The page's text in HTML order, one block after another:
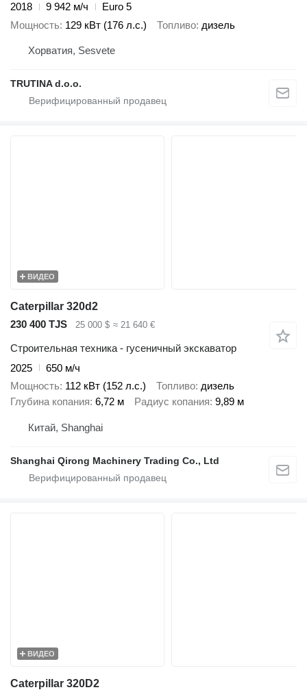
2018
9 942 м/ч
Euro 5
Мощность 129 кВт (176 л.с.) Топливо дизель
Хорватия, Sesvete
TRUTINA d.o.o.
ВИДЕО
Caterpillar 320d2
230 400 TJS
25 000 $ ≈ 21 640 €
Строительная техника - гусеничный экскаватор
2025
650 м/ч
Мощность 112 кВт (152 л.с.) Топливо дизель
Глубина копания 6,72 м Радиус копания 9,89 м
Китай, Shanghai
Shanghai Qirong Machinery Trading Co., Ltd
ВИДЕО
Caterpillar 320D2